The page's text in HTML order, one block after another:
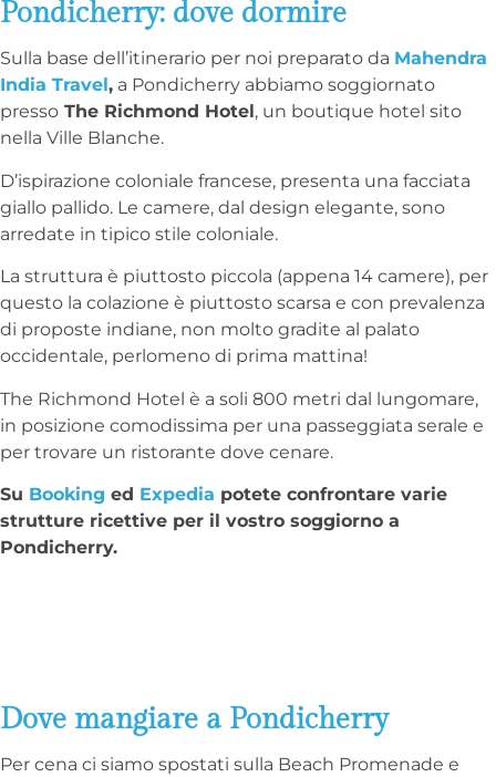
Pondicherry: dove dormire
Sulla base dell’itinerario per noi preparato da Mahendra
India Travel, a Pondicherry abbiamo soggiornato
presso The Richmond Hotel , un boutique hotel sito
nella Ville Blanche.
D’ispirazione coloniale francese, presenta una facciata
giallo pallido. Le camere, dal design elegante, sono
arredate in tipico stile coloniale.
La struttura è piuttosto piccola (appena 14 camere), per
questo la colazione è piuttosto scarsa e con prevalenza
di proposte indiane, non molto gradite al palato
occidentale, perlomeno di prima mattina!
The Richmond Hotel è a soli 800 metri dal lungomare,
in posizione comodissima per una passeggiata serale e
per trovare un ristorante dove cenare.
Su Booking ed Expedia potete confrontare varie
strutture ricettive per il vostro soggiorno a
Pondicherry.
Dove mangiare a Pondicherry
Per cena ci siamo spostati sulla Beach Promenade e